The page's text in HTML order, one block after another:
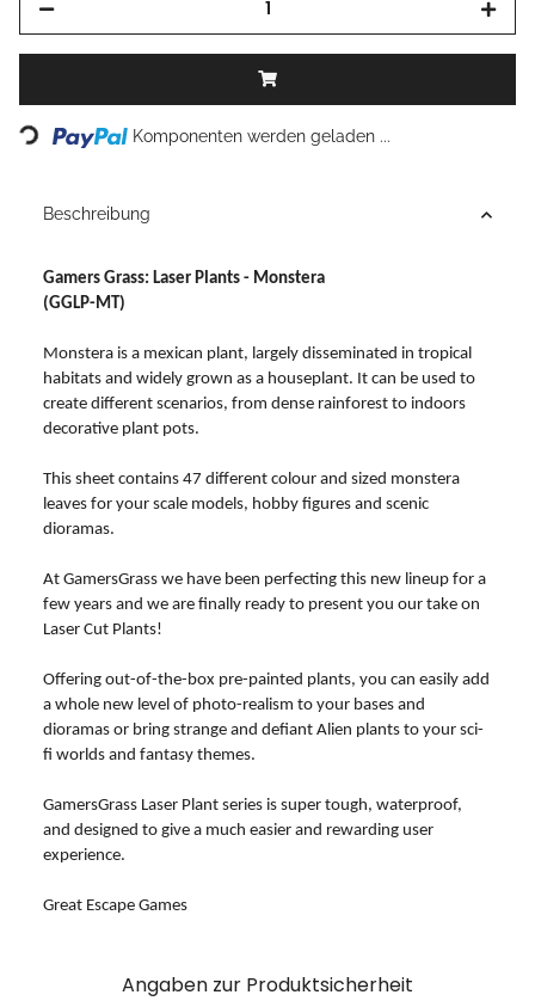
Loading... Komponenten werden geladen ...
Beschreibung
Gamers Grass: Laser Plants - Monstera
(GGLP-MT)
Monstera is a mexican plant, largely disseminated in tropical
habitats and widely grown as a houseplant. It can be used to
create different scenarios, from dense rainforest to indoors
decorative plant pots.
This sheet contains 47 different colour and sized monstera
leaves for your scale models, hobby figures and scenic
dioramas.
At GamersGrass we have been perfecting this new lineup for a
few years and we are finally ready to present you our take on
Laser Cut Plants!
Offering out-of-the-box pre-painted plants, you can easily add
a whole new level of photo-realism to your bases and
dioramas or bring strange and defiant Alien plants to your sci-
fi worlds and fantasy themes.
GamersGrass Laser Plant series is super tough, waterproof,
and designed to give a much easier and rewarding user
experience.
Great Escape Games
Angaben zur Produktsicherheit